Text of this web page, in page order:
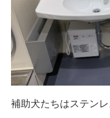
補助犬たちはステン